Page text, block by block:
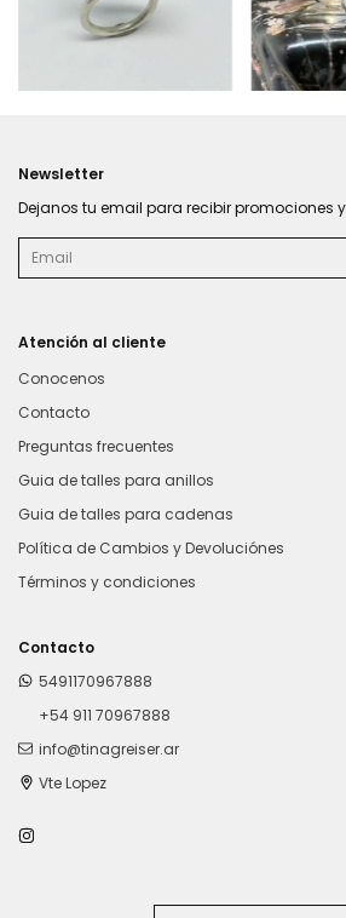
$473.040 $352.590
Newsletter
Dejanos tu email para recibir promociones
Atención al cliente
Conocenos
Contacto
Preguntas frecuentes
Guia de talles para anillos
Guia de talles para cadenas
Política de Cambios y Devoluciónes
Términos y condiciones
Contacto
5491170967888
+54 911 70967888
info@tinagreiser.ar
Vte Lopez